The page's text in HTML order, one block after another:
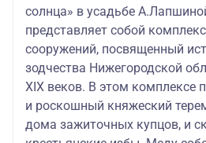
солнца» в усадьбе
представляет собой
сооружений, посвященный
зодчества Нижегородской
XIX веков. В этом комплексе
и роскошный княжеский
дома зажиточных купцов, и